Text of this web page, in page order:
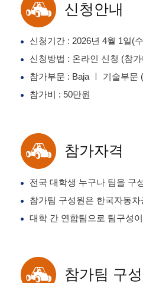
신청안내
신청기간 : 2026년 4월 1일(
신청방법 : 온라인 신청 (참
참가부문 : Baja ㅣ 기술부문
참가비 : 50만원
참가자격
전국 대학생 누구나 팀을 구
참가팀 구성원은 한국자동
대학 간 연합팀으로 팀구성
참가팀 구성